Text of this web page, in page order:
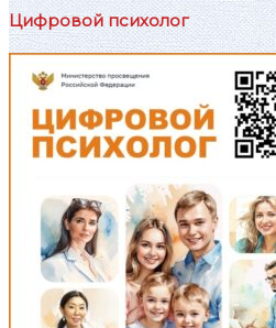
Цифровой психолог